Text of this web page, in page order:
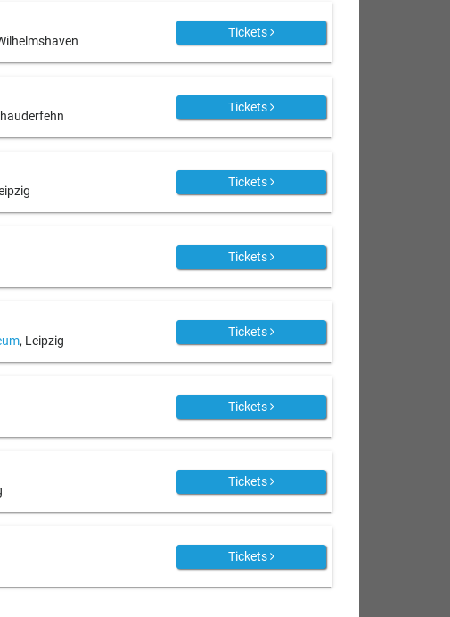
Tickets
Tickets
Tickets
Tickets
, Leipzig
Tickets
Tickets
Tickets
Tickets